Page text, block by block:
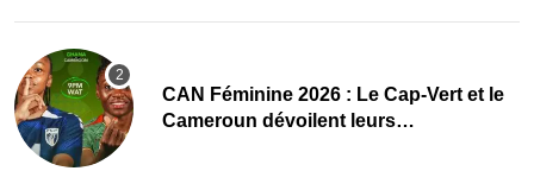
CAN Féminine 2026 : Le Cap-Vert et le
Cameroun dévoilent leurs